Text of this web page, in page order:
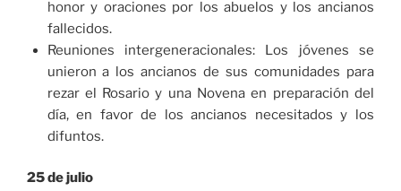
honor y oraciones por los abuelos y los ancianos
fallecidos.
Reuniones intergeneracionales: Los jóvenes se
unieron a los ancianos de sus comunidades para
rezar el Rosario y una Novena en preparación del
día, en favor de los ancianos necesitados y los
difuntos.
25 de julio